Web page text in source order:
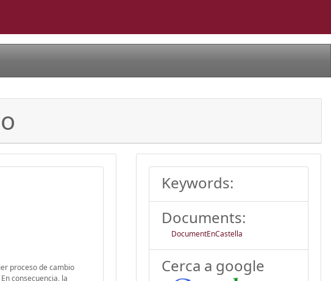
proceso de cambio
consecuencia, la
Keywords:
Documents:
DocumentEnCastella
Cerca a google